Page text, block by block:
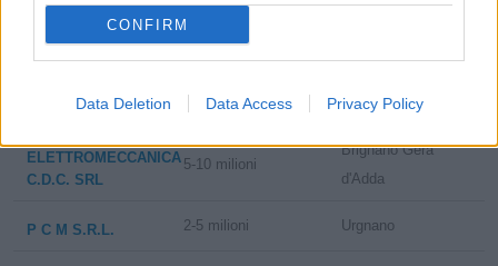
CONFIRM
Data Deletion Data Access Privacy Policy
UTPVISION SRL 10-25 milioni
Sant'Alessandro
AXEL S.R.L. 2-5 milioni Bariano
ELETTROMECCANICA
C.D.C. SRL
5-10 milioni
Brignano Gera
d'Adda
P C M S.R.L. 2-5 milioni Urgnano